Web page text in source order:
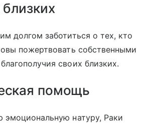
долгом заботиться о тех, кто
пожертвовать собственными
своих близких.
помощь
эмоциональную натуру, Раки